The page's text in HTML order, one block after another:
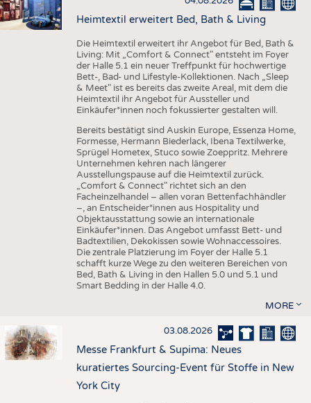
Heimtextil erweitert Bed, Bath & Living
Die Heimtextil erweitert ihr Angebot für Bed, Bath &
Living: Mit „Comfort & Connect" entsteht im Foyer
der Halle 5.1 ein neuer Treffpunkt für hochwertige
Bett-, Bad- und Lifestyle-Kollektionen. Nach „Sleep
& Meet" ist es bereits das zweite Areal, mit dem die
Heimtextil ihr Angebot für Aussteller und
Einkäufer*innen noch fokussierter gestalten will.
Bereits bestätigt sind Auskin Europe, Essenza Home,
Formesse, Hermann Biederlack, Ibena Textilwerke,
Sprügel Hometex, Stuco sowie Zoeppritz. Mehrere
Unternehmen kehren nach längerer
Ausstellungspause auf die Heimtextil zurück.
„Comfort & Connect" richtet sich an den
Facheinzelhandel – allen voran Bettenfachhändler
–, an Entscheider*innen aus Hospitality und
Objektausstattung sowie an internationale
Einkäufer*innen. Das Angebot umfasst Bett- und
Badtextilien, Dekokissen sowie Wohnaccessoires.
Die zentrale Platzierung im Foyer der Halle 5.1
schafft kurze Wege zu den weiteren Bereichen von
Bed, Bath & Living in den Hallen 5.0 und 5.1 und
Smart Bedding in der Halle 4.0.
MORE
03.08.2026
Messe Frankfurt & Supima: Neues
kuratiertes Sourcing-Event für Stoffe in New
York City